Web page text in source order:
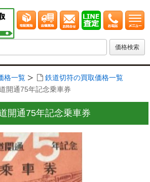
格一覧
鉄道切符の買取価格一覧
開通75年記念乗車券
開通75年記念乗車券